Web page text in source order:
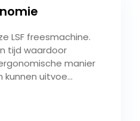
LSF freesmachine.
tijd waardoor
manier
uitvoe...